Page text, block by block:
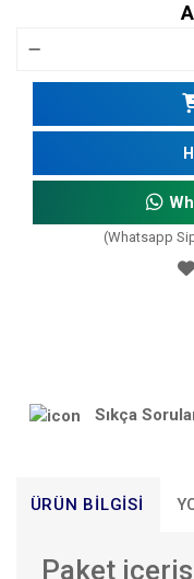
(Whatsapp
Sıkça
ÜRÜN BILGISI
Paket